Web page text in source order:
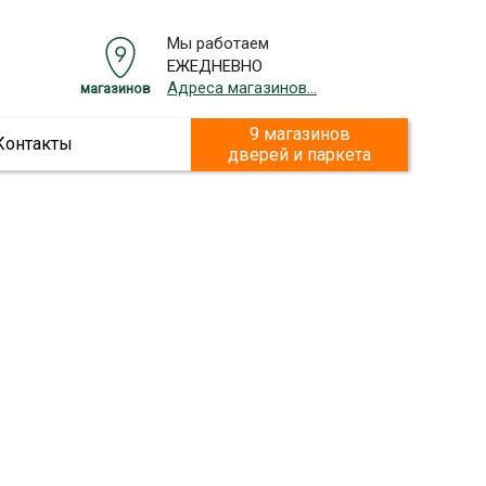
Мы работаем
ЕЖЕДНЕВНО
Адреса магазинов...
магазинов
9 магазинов
дверей и паркета